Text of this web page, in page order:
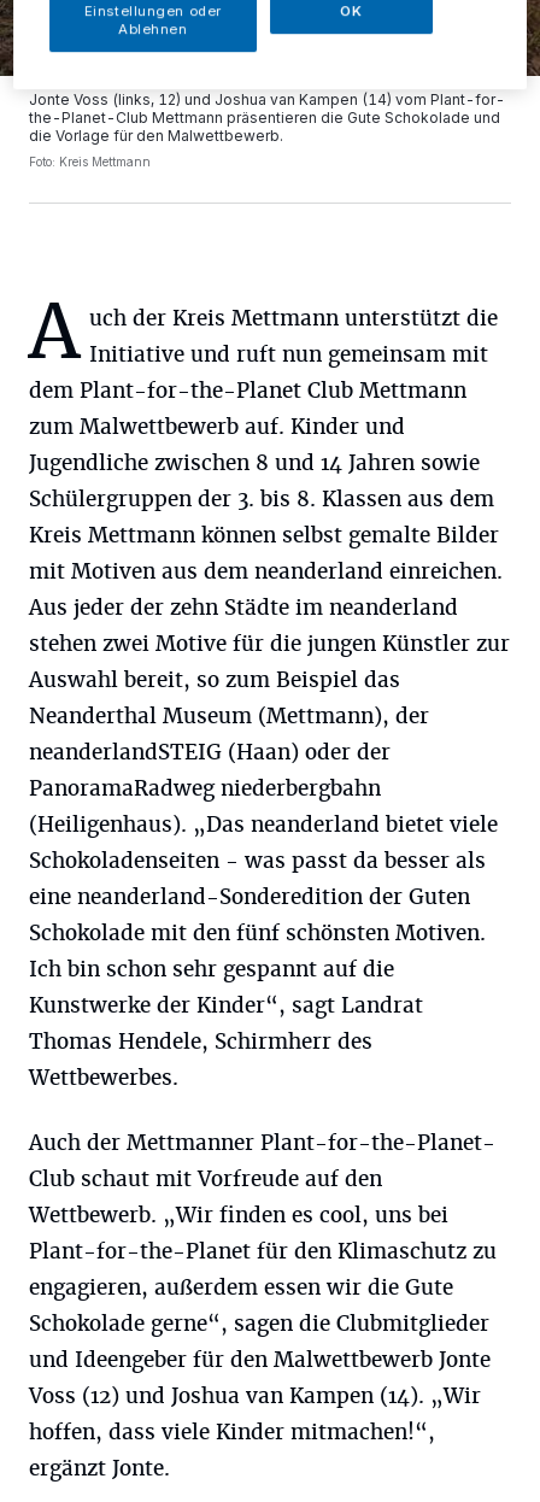
Jonte Voss (links, 12) und Joshua van Kampen (14) vom Plant-for-
the-Planet-Club Mettmann präsentieren die Gute Schokolade und
die Vorlage für den Malwettbewerb.
Foto: Kreis Mettmann
A uch der Kreis Mettmann unterstützt die
Initiative und ruft nun gemeinsam mit
dem Plant-for-the-Planet Club Mettmann
zum Malwettbewerb auf. Kinder und
Jugendliche zwischen 8 und 14 Jahren sowie
Schülergruppen der 3. bis 8. Klassen aus dem
Kreis Mettmann können selbst gemalte Bilder
mit Motiven aus dem neanderland einreichen.
Aus jeder der zehn Städte im neanderland
stehen zwei Motive für die jungen Künstler zur
Auswahl bereit, so zum Beispiel das
Neanderthal Museum (Mettmann), der
neanderlandSTEIG (Haan) oder der
PanoramaRadweg niederbergbahn
(Heiligenhaus). „Das neanderland bietet viele
Schokoladenseiten - was passt da besser als
eine neanderland-Sonderedition der Guten
Schokolade mit den fünf schönsten Motiven.
Ich bin schon sehr gespannt auf die
Kunstwerke der Kinder“, sagt Landrat
Thomas Hendele, Schirmherr des
Wettbewerbes.
Auch der Mettmanner Plant-for-the-Planet-
Club schaut mit Vorfreude auf den
Wettbewerb. „Wir finden es cool, uns bei
Plant-for-the-Planet für den Klimaschutz zu
engagieren, außerdem essen wir die Gute
Schokolade gerne“, sagen die Clubmitglieder
und Ideengeber für den Malwettbewerb Jonte
Voss (12) und Joshua van Kampen (14). „Wir
hoffen, dass viele Kinder mitmachen!“,
ergänzt Jonte.
Einstellungen oder
Ablehnen
OK